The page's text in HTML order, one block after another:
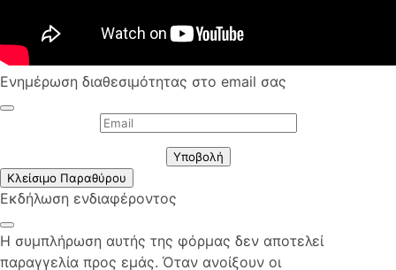
Ενημέρωση διαθεσιμότητας στο email σας
Υποβολή
Κλείσιμο Παραθύρου
Εκδήλωση ενδιαφέροντος
Η συμπλήρωση αυτής της φόρμας δεν αποτελεί
παραγγελία προς εμάς. Όταν ανοίξουν οι